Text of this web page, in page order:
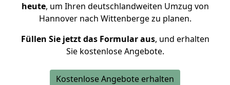
heute, um Ihren deutschlandweiten Umzug von
Hannover nach Wittenberge zu planen.
Füllen Sie jetzt das Formular aus, und erhalten
Sie kostenlose Angebote.
Kostenlose Angebote erhalten